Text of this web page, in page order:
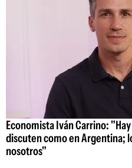
Economista Iván Carrino:
discuten como en Argentina;
nosotros"